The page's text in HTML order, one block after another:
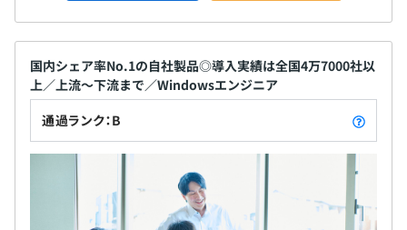
国内シェア率No.1の自社製品◎導入実績は全国4万7000社以
上／上流～下流まで／Windowsエンジニア
通過ランク：B